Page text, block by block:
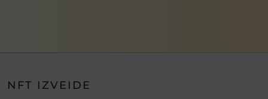
NFT IZVEIDE